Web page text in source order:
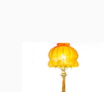
содержимому